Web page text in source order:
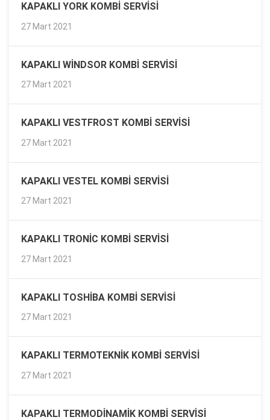
KAPAKLI YORK KOMBI SERVISI
27 Mart 2021
KAPAKLI WINDSOR KOMBI SERVISI
27 Mart 2021
KAPAKLI VESTFROST KOMBI SERVISI
27 Mart 2021
KAPAKLI VESTEL KOMBI SERVISI
27 Mart 2021
KAPAKLI TRONIC KOMBI SERVISI
27 Mart 2021
KAPAKLI TOSHIBA KOMBI SERVISI
27 Mart 2021
KAPAKLI TERMOTEKNIK KOMBI SERVISI
27 Mart 2021
KAPAKLI TERMODINAMIK KOMBI SERVISI